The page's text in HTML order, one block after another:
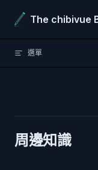
Skip to content
The chibivue
選單
周邊知識